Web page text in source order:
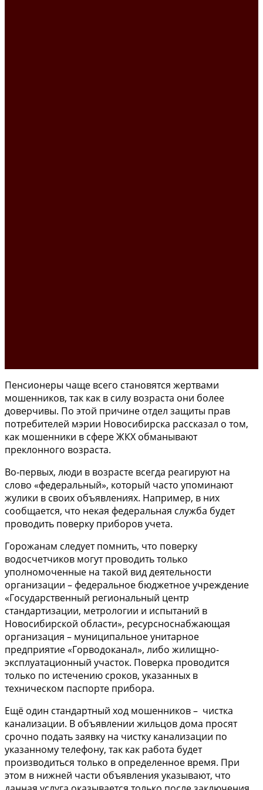
Пенсионеры чаще всего становятся жертвами
мошенников, так как в силу возраста они более
доверчивы. По этой причине отдел защиты прав
потребителей мэрии Новосибирска рассказал о том,
как мошенники в сфере ЖКХ обманывают
преклонного возраста.
Во-первых, люди в возрасте всегда реагируют на
слово «федеральный», который часто упоминают
жулики в своих объявлениях. Например, в них
сообщается, что некая федеральная служба будет
проводить поверку приборов учета.
Горожанам следует помнить, что поверку
водосчетчиков могут проводить только
уполномоченные на такой вид деятельности
организации – федеральное бюджетное учреждение
«Государственный региональный центр
стандартизации, метрологии и испытаний в
Новосибирской области», ресурсноснабжающая
организация – муниципальное унитарное
предприятие «Горводоканал», либо жилищно-
эксплуатационный участок. Поверка проводится
только по истечению сроков, указанных в
техническом паспорте прибора.
Ещё один стандартный ход мошенников – чистка
канализации. В объявлении жильцов дома просят
срочно подать заявку на чистку канализации по
указанному телефону, так как работа будет
производиться только в определенное время. При
этом в нижней части объявления указывают, что